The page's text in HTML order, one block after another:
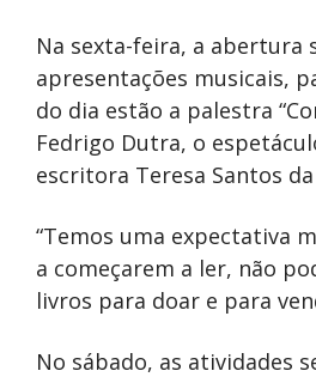
Na sexta-feira, a abertura
apresentações musicais,
do dia estão a palestra
Fedrigo Dutra, o
escritora Teresa Santos da
“Temos uma expectativa
a começarem a ler, não
livros para doar e para
No sábado, as atividades